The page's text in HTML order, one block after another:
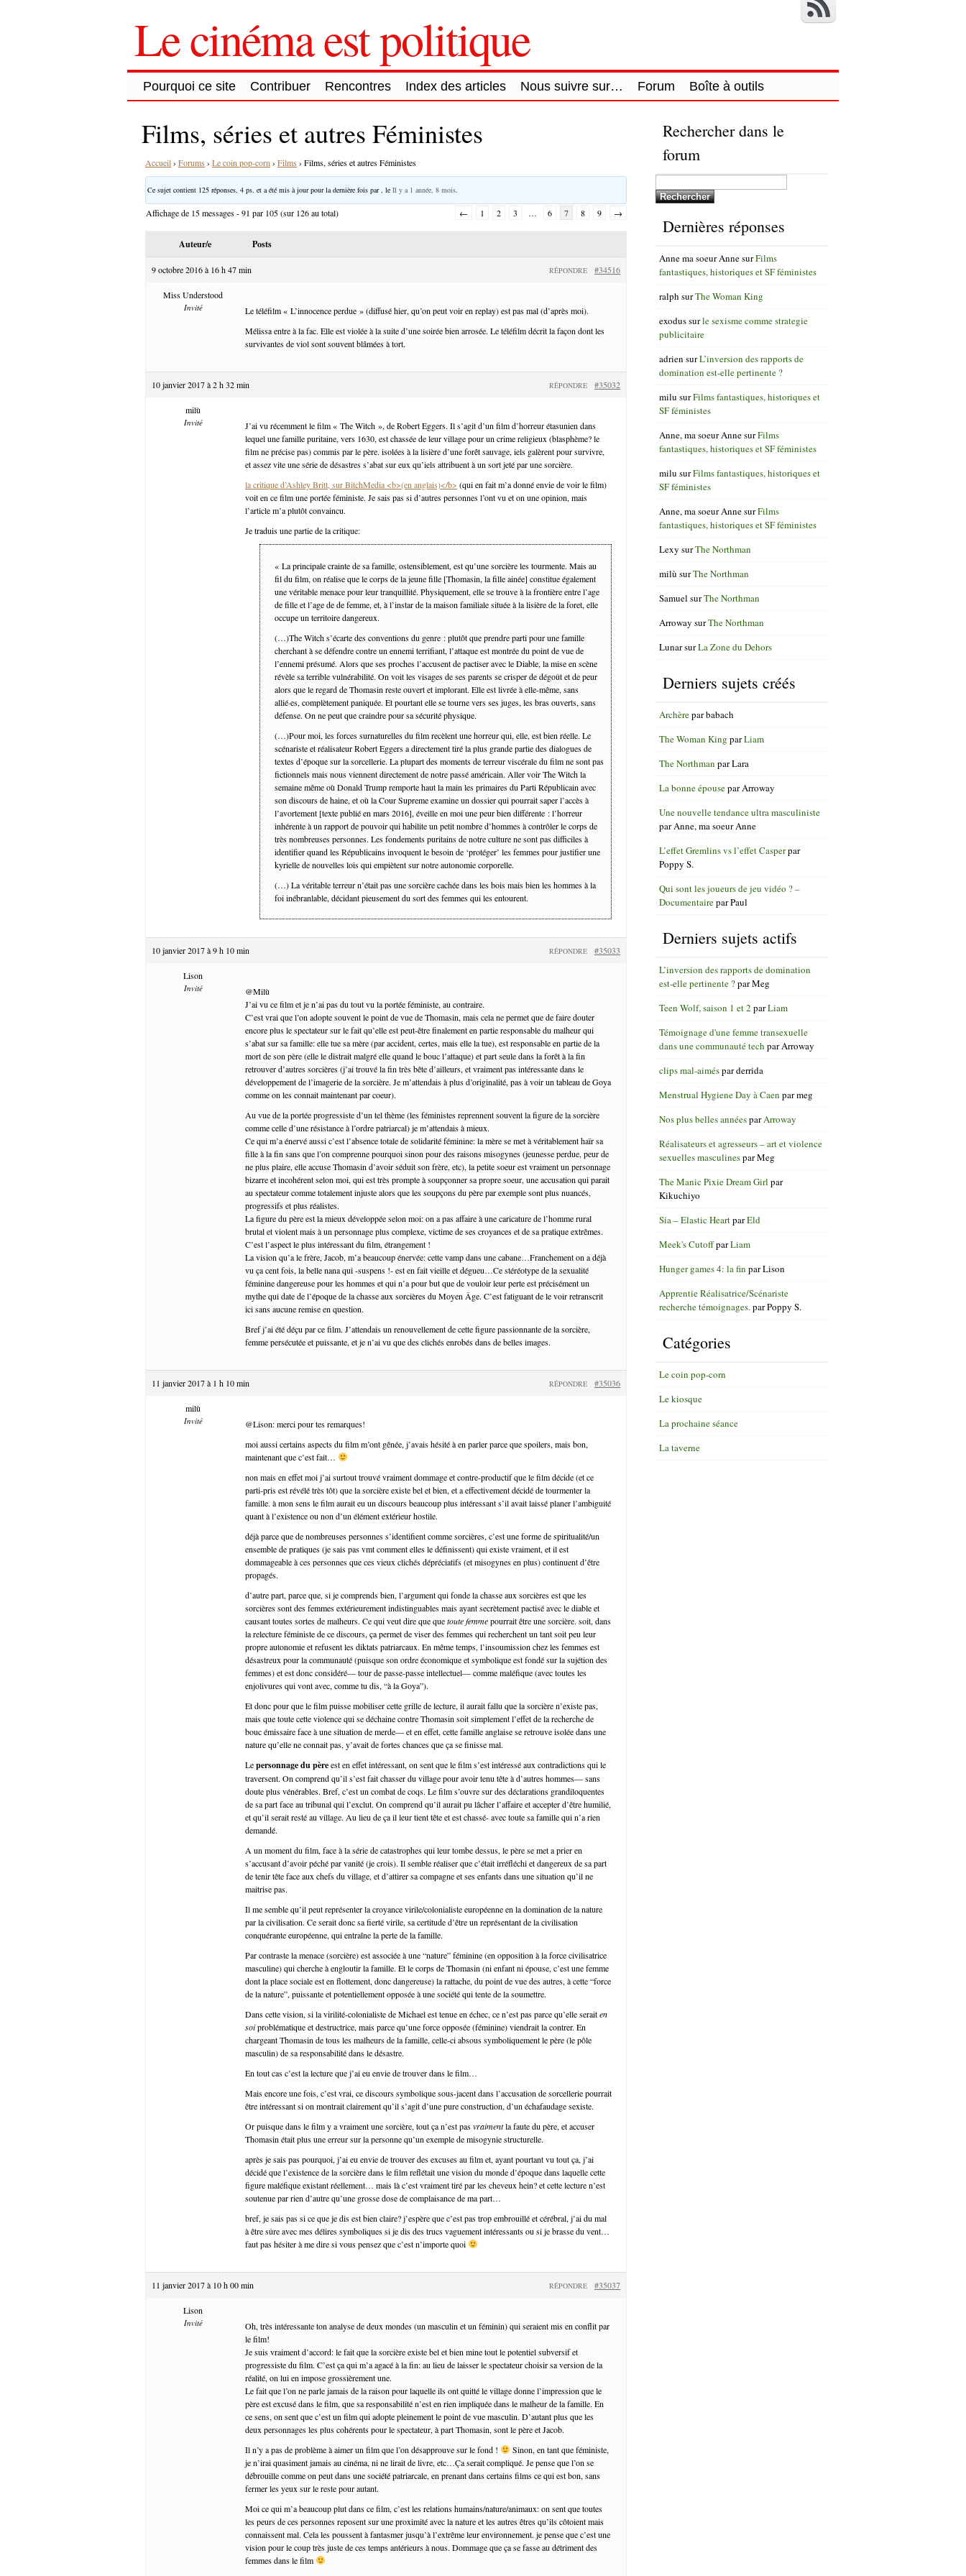
Le cinéma est politique
Pourquoi ce site Contribuer Rencontres Index des articles Nous suivre sur… Forum Boîte à outils
Films, séries et autres Féministes
Accueil› Forums › Le coin pop-corn › Films › Films, séries et autres Féministes
Ce sujet contient 125 réponses, 4 ps. et a été mis à jour pour la dernière fois par , le Il y a 1 année, 8 mois
Affichage de 15 messages - 91 par 105 (sur 126 au total) ← 1 2 3 … 6 7 8 9 →
Auteur/e Posts
9 octobre 2016 à 16 h 47 min #34516
RÉPONDRE
Miss Understood
Invité
Le téléfilm « L’innocence perdue » (diffusé hier, qu’on peut voir en replay) est pas mal (d’après moi).
Mélissa entre à la fac. Elle est violée à la suite d’une soirée bien arrosée. Le téléfilm décrit la façon dont les
survivantes de viol sont souvent blâmées à tort.
10 janvier 2017 à 2 h 32 min #35032
RÉPONDRE
milù
Invité
J’ai vu récemment le film « The Witch », de Robert Eggers. Il s’agit d’un film d’horreur étasunien dans
lequel une famille puritaine, vers 1630, est chassée de leur village pour un crime religieux (blasphème? le
film ne précise pas) commis par le père. isolées à la lisière d’une forêt sauvage, iels galèrent pour survivre,
et assez vite une série de désastres s’abat sur eux qu’iels attribuent à un sort jeté par une sorcière.
la critique d’Ashley Britt, sur BitchMedia <b>(en anglais)</b> (qui en fait m’a donné envie de voir le film)
voit en ce film une portée féministe. Je sais pas si d’autres personnes l’ont vu et on une opinion, mais
l’article m’a plutôt convaincu.
Je traduis une partie de la critique:
« La principale crainte de sa famille, ostensiblement, est qu’une sorcière les tourmente. Mais au
fil du film, on réalise que le corps de la jeune fille [Thomasin, la fille ainée] constitue également
une véritable menace pour leur tranquillité. Physiquement, elle se trouve à la frontière entre l’age
de fille et l’age de de femme, et, à l’instar de la maison familiale située à la lisière de la foret, elle
occupe un territoire dangereux.
(…)The Witch s’écarte des conventions du genre : plutôt que prendre parti pour une famille
cherchant à se défendre contre un ennemi terrifiant, l’attaque est montrée du point de vue de
l’ennemi présumé. Alors que ses proches l’accusent de pactiser avec le Diable, la mise en scène
révèle sa terrible vulnérabilité. On voit les visages de ses parents se crisper de dégoût et de peur
alors que le regard de Thomasin reste ouvert et implorant. Elle est livrée à elle-même, sans
allié·es, complètement paniquée. Et pourtant elle se tourne vers ses juges, les bras ouverts, sans
défense. On ne peut que craindre pour sa sécurité physique.
(…)Pour moi, les forces surnaturelles du film recèlent une horreur qui, elle, est bien réelle. Le
scénariste et réalisateur Robert Eggers a directement tiré la plus grande partie des dialogues de
textes d’époque sur la sorcellerie. La plupart des moments de terreur viscérale du film ne sont pas
fictionnels mais nous viennent directement de notre passé américain. Aller voir The Witch la
semaine même où Donald Trump remporte haut la main les primaires du Parti Républicain avec
son discours de haine, et où la Cour Supreme examine un dossier qui pourrait saper l’accès à
l’avortement [texte publié en mars 2016], éveille en moi une peur bien différente : l’horreur
inhérente à un rapport de pouvoir qui habilite un petit nombre d’hommes à contrôler le corps de
très nombreuses personnes. Les fondements puritains de notre culture ne sont pas difficiles à
identifier quand les Républicains invoquent le besoin de ‘protéger’ les femmes pour justifier une
kyrielle de nouvelles lois qui empiètent sur notre autonomie corporelle.
(…) La véritable terreur n’était pas une sorcière cachée dans les bois mais bien les hommes à la
foi inébranlable, décidant pieusement du sort des femmes qui les entourent.
10 janvier 2017 à 9 h 10 min #35033
RÉPONDRE
Lison
Invité
@Milù
J’ai vu ce film et je n’ai pas du tout vu la portée féministe, au contraire.
C’est vrai que l’on adopte souvent le point de vue de Thomasin, mais cela ne permet que de faire douter
encore plus le spectateur sur le fait qu’elle est peut-être finalement en partie responsable du malheur qui
s’abat sur sa famille: elle tue sa mère (par accident, certes, mais elle la tue), est responsable en partie de la
mort de son père (elle le distrait malgré elle quand le bouc l’attaque) et part seule dans la forêt à la fin
retrouver d’autres sorcières (j’ai trouvé la fin très bête d’ailleurs, et vraiment pas intéressante dans le
développement de l’imagerie de la sorcière. Je m’attendais à plus d’originalité, pas à voir un tableau de Goya
comme on les connait maintenant par coeur).
Au vue de la portée progressiste d’un tel thème (les féministes reprennent souvent la figure de la sorcière
comme celle d’une résistance à l’ordre patriarcal) je m’attendais à mieux.
Ce qui m’a énervé aussi c’est l’absence totale de solidarité féminine: la mère se met à véritablement haïr sa
fille à la fin sans que l’on comprenne pourquoi sinon pour des raisons misogynes (jeunesse perdue, peur de
ne plus plaire, elle accuse Thomasin d’avoir séduit son frère, etc), la petite soeur est vraiment un personnage
bizarre et incohérent selon moi, qui est très prompte à soupçonner sa propre soeur, une accusation qui parait
au spectateur comme totalement injuste alors que les soupçons du père par exemple sont plus nuancés,
progressifs et plus réalistes.
La figure du père est la mieux développée selon moi: on a pas affaire à une caricature de l’homme rural
brutal et violent mais à un personnage plus complexe, victime de ses croyances et de sa pratique extrêmes.
C’est l’aspect le plus intéressant du film, étrangement !
La vision qu’a le frère, Jacob, m’a beaucoup énervée: cette vamp dans une cabane…Franchement on a déjà
vu ça cent fois, la belle nana qui -suspens !- est en fait vieille et dégueu…Ce stéréotype de la sexualité
féminine dangereuse pour les hommes et qui n’a pour but que de vouloir leur perte est précisément un
mythe qui date de l’époque de la chasse aux sorcières du Moyen Âge. C’est fatiguant de le voir retranscrit
ici sans aucune remise en question.
Bref j’ai été déçu par ce film. J’attendais un renouvellement de cette figure passionnante de la sorcière,
femme persécutée et puissante, et je n’ai vu que des clichés enrobés dans de belles images.
11 janvier 2017 à 1 h 10 min #35036
RÉPONDRE
milù
Invité
@Lison: merci pour tes remarques!
moi aussi certains aspects du film m’ont gênée, j’avais hésité à en parler parce que spoilers, mais bon,
maintenant que c’est fait…
non mais en effet moi j’ai surtout trouvé vraiment dommage et contre-productif que le film décide (et ce
parti-pris est révélé très tôt) que la sorcière existe bel et bien, et a effectivement décidé de tourmenter la
famille. à mon sens le film aurait eu un discours beaucoup plus intéressant s’il avait laissé planer l’ambiguité
quant à l’existence ou non d’un élément extérieur hostile.
déjà parce que de nombreuses personnes s’identifient comme sorcières, c’est une forme de spiritualité/un
ensemble de pratiques (je sais pas vmt comment elles le définissent) qui existe vraiment, et il est
dommageable à ces personnes que ces vieux clichés dépréciatifs (et misogynes en plus) continuent d’être
propagés.
d’autre part, parce que, si je comprends bien, l’argument qui fonde la chasse aux sorcières est que les
sorcières sont des femmes extérieurement indistinguables mais ayant secrètement pactisé avec le diable et
causant toutes sortes de malheurs. Ce qui veut dire que quetoute femmepourrait être une sorcière. soit, dans
la relecture féministe de ce discours, ça permet de viser des femmes qui recherchent un tant soit peu leur
propre autonomie et refusent les diktats patriarcaux. En même temps, l’insoumission chez les femmes est
désastreux pour la communauté (puisque son ordre économique et symbolique est fondé sur la sujétion des
femmes) et est donc considéré— tour de passe-passe intellectuel— comme maléfique (avec toutes les
enjolivures qui vont avec, comme tu dis, “à la Goya”).
Et donc pour que le film puisse mobiliser cette grille de lecture, il aurait fallu que la sorcière n’existe pas,
mais que toute cette violence qui se déchaine contre Thomasin soit simplement l’effet de la recherche de
bouc émissaire face à une situation de merde— et en effet, cette famille anglaise se retrouve isolée dans une
nature qu’elle ne connait pas, y’avait de fortes chances que ça se finisse mal.
Lepersonnage du pèreest en effet intéressant, on sent que le film s’est intéressé aux contradictions qui le
traversent. On comprend qu’il s’est fait chasser du village pour avoir tenu tête à d’autres hommes— sans
doute plus vénérables. Bref, c’est un combat de coqs. Le film s’ouvre sur des déclarations grandiloquentes
de sa part face au tribunal qui l’exclut. On comprend qu’il aurait pu lâcher l’affaire et accepter d’être humilié,
et qu’il serait resté au village. Au lieu de ça il leur tient tête et est chassé- avec toute sa famille qui n’a rien
demandé.
A un moment du film, face à la série de catastrophes qui leur tombe dessus, le père se met a prier en
s’accusant d’avoir péché par vanité (je crois). Il semble réaliser que c’était irréfléchi et dangereux de sa part
de tenir tête face aux chefs du village, et d’attirer sa compagne et ses enfants dans une situation qu’il ne
maitrise pas.
Il me semble qu’il peut représenter la croyance virile/colonialiste européenne en la domination de la nature
par la civilisation. Ce serait donc sa fierté virile, sa certitude d’être un représentant de la civilisation
conquérante européenne, qui entraîne la perte de la famille.
Par contraste la menace (sorcière) est associée à une “nature” féminine (en opposition à la force civilisatrice
masculine) qui cherche à engloutir la famille. Et le corps de Thomasin (ni enfant ni épouse, c’est une femme
dont la place sociale est en flottement, donc dangereuse) la rattache, du point de vue des autres, à cette “force
de la nature”, puissante et potentiellement opposée à une société qui tente de la soumettre.
Dans cette vision, si la virilité-colonialiste de Michael est tenue en échec, ce n’est pas parce qu’elle seraiten
soiproblématique et destructrice, mais parce qu’une force opposée (féminine) viendrait la contrer. En
chargeant Thomasin de tous les malheurs de la famille, celle-ci absous symboliquement le père (le pôle
masculin) de sa responsabilité dans le désastre.
En tout cas c’est la lecture que j’ai eu envie de trouver dans le film…
Mais encore une fois, c’est vrai, ce discours symbolique sous-jacent dans l’accusation de sorcellerie pourrait
être intéressant si on montrait clairement qu’il s’agit d’une pure construction, d’un échafaudage sexiste.
Or puisque dans le film y a vraiment une sorcière, tout ça n’est pasvraimentla faute du père, et accuser
Thomasin était plus une erreur sur la personne qu’un exemple de misogynie structurelle.
après je sais pas pourquoi, j’ai eu envie de trouver des excuses au film et, ayant pourtant vu tout ça, j’ai
décidé que l’existence de la sorcière dans le film reflétait une vision du monde d’époque dans laquelle cette
figure maléfique existant réellement… mais là c’est vraiment tiré par les cheveux hein? et cette lecture n’est
soutenue par rien d’autre qu’une grosse dose de complaisance de ma part…
bref, je sais pas si ce que je dis est bien claire? j’espère que c’est pas trop embrouillé et cérébral, j’ai du mal
à être sûre avec mes délires symboliques si je dis des trucs vaguement intéressants ou si je brasse du vent…
faut pas hésiter à me dire si vous pensez que c’est n’importe quoi
11 janvier 2017 à 10 h 00 min #35037
RÉPONDRE
Lison
Invité
Oh, très intéressante ton analyse de deux mondes (un masculin et un féminin) qui seraient mis en conflit par
le film!
Je suis vraiment d’accord: le fait que la sorcière existe bel et bien mine tout le potentiel subversif et
progressiste du film. C’est ça qui m’a agacé à la fin: au lieu de laisser le spectateur choisir sa version de la
réalité, on lui en impose grossièrement une.
Le fait que l’on ne parle jamais de la raison pour laquelle ils ont quitté le village donne l’impression que le
père est excusé dans le film, que sa responsabilité n’est en rien impliquée dans le malheur de la famille. En
ce sens, on sent que c’est un film qui adopte pleinement le point de vue masculin. D’autant plus que les
deux personnages les plus cohérents pour le spectateur, à part Thomasin, sont le père et Jacob.
Il n’y a pas de problème à aimer un film que l’on désapprouve sur le fond !
Sinon, en tant que féministe,
je n’irai quasiment jamais au cinéma, ni ne lirait de livre, etc…Ça serait compliqué. Je pense que l’on se
débrouille comme on peut dans une société patriarcale, en prenant dans certains films ce qui est bon, sans
fermer les yeux sur le reste pour autant.
Moi ce qui m’a beaucoup plut dans ce film, c’est les relations humains/nature/animaux: on sent que toutes
les peurs de ces personnes reposent sur une proximité avec la nature et les autres êtres qu’ils côtoient mais
connaissent mal. Cela les poussent à fantasmer jusqu’à l’extrême leur environnement. je pense que c’est une
vision pour le coup très juste de ces temps antérieurs à nous. Dommage que ça se fasse au détriment des
femmes dans le film
Rechercher dans le
forum
Dernières réponses
Anne ma soeur AnnesurFilms
fantastiques, historiques et SF féministes
ralph surThe Woman King
exodussurle sexisme comme strategie
publicitaire
adrien surL’inversion des rapports de
domination est-elle pertinente ?
milu surFilms fantastiques, historiques et
SF féministes
Anne, ma soeur AnnesurFilms
fantastiques, historiques et SF féministes
milu surFilms fantastiques, historiques et
SF féministes
Anne, ma soeur AnnesurFilms
fantastiques, historiques et SF féministes
Lexy surThe Northman
milù surThe Northman
Samuel surThe Northman
Arroway surThe Northman
LunarsurLa Zone du Dehors
Derniers sujets créés
Archèreparbabach
The Woman King parLiam
The Northman parLara
La bonne épouseparArroway
Une nouvelle tendance ultra masculiniste
parAnne, ma soeur Anne
L’effet Gremlins vs l’effet Casperpar
Poppy S.
Qui sont les joueurs de jeu vidéo ? –
DocumentaireparPaul
Derniers sujets actifs
L’inversion des rapports de domination
est-elle pertinente ?parMeg
Teen Wolf, saison 1 et 2 parLiam
Témoignage d'une femme transexuelle
dans une communauté tech parArroway
clips mal-aimésparderrida
Menstrual Hygiene Day à Caen parmeg
Nos plus belles annéesparArroway
Réalisateurs et agresseurs – art et violence
sexuelles masculinesparMeg
The Manic Pixie Dream Girl par
Kikuchiyo
Sia – Elastic HeartparEld
Meek's CutoffparLiam
Hunger games 4: la fin parLison
Apprentie Réalisatrice/Scénariste
recherche témoignages. parPoppy S.
Catégories
Le coin pop-corn
Le kiosque
La prochaine séance
La taverne